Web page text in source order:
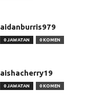
aidanburris979
0 JAWATAN 0 KOMEN
aishacherry19
0 JAWATAN 0 KOMEN